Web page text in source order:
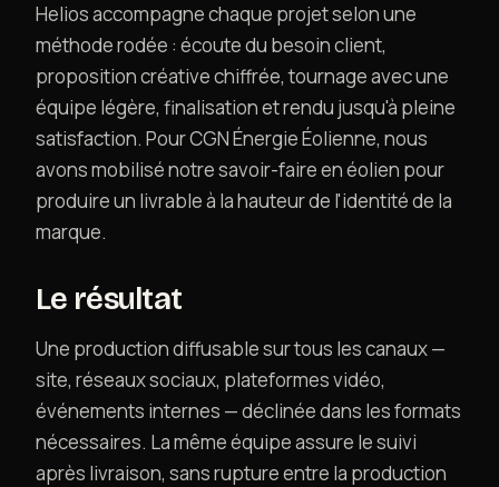
Helios accompagne chaque projet selon une
méthode rodée : écoute du besoin client,
proposition créative chiffrée, tournage avec une
équipe légère, finalisation et rendu jusqu'à pleine
satisfaction. Pour CGN Énergie Éolienne, nous
avons mobilisé notre savoir-faire en éolien pour
produire un livrable à la hauteur de l'identité de la
marque.
Le résultat
Une production diffusable sur tous les canaux —
site, réseaux sociaux, plateformes vidéo,
événements internes — déclinée dans les formats
nécessaires. La même équipe assure le suivi
après livraison, sans rupture entre la production